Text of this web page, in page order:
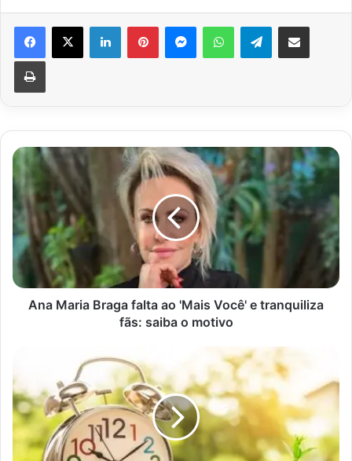
Facebook
X LinkedinPinterestMessengerWhatsAppTelegramCompartilhar via e-mail
Imprimir
Ana
Braga
falta
ao
'Mais
Você'
tranquiliza
Ana Maria Braga falta ao 'Mais Você' e tranquiliza
fãs: saiba o motivo
retornar
com
horário